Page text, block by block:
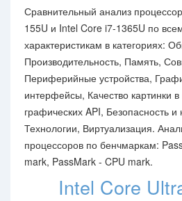
Сравнительный анализ
155U и Intel Core i7-1365U по
характеристикам в категориях:
Производительность, Память,
Периферийные устройства,
интерфейсы, Качество картинки
графических API, Безопасность и
Технологии, Виртуализация.
процессоров по бенчмаркам:
mark, PassMark - CPU mark.
Intel Core